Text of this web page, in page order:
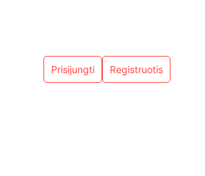
Prisijungti Registruotis